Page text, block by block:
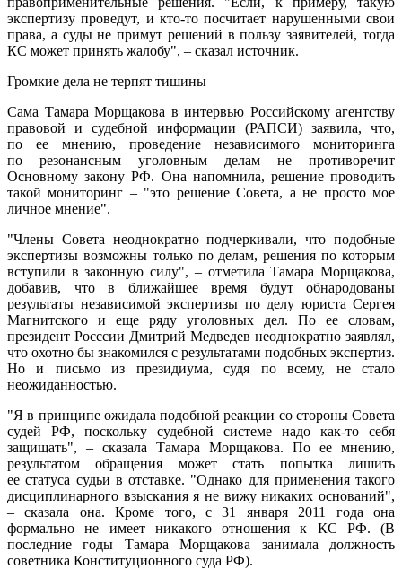
экспертизу проведут, и кто-то посчитает нарушенными свои
права, а суды не примут решений в пользу заявителей, тогда
КС может принять жалобу", – сказал источник.
Громкие дела не терпят тишины
Сама Тамара Морщакова в интервью Российскому агентству
правовой и судебной информации (РАПСИ) заявила, что,
по ее мнению, проведение независимого мониторинга
по резонансным уголовным делам не противоречит
Основному закону РФ. Она напомнила, решение проводить
такой мониторинг – "это решение Совета, а не просто мое
личное мнение".
"Члены Совета неоднократно подчеркивали, что подобные
экспертизы возможны только по делам, решения по которым
вступили в законную силу", – отметила Тамара Морщакова,
добавив, что в ближайшее время будут обнародованы
результаты независимой экспертизы по делу юриста Сергея
Магнитского и еще ряду уголовных дел. По ее словам,
президент Росссии Дмитрий Медведев неоднократно заявлял,
что охотно бы знакомился с результатами подобных экспертиз.
Но и письмо из президиума, судя по всему, не стало
неожиданностью.
"Я в принципе ожидала подобной реакции со стороны Совета
судей РФ, поскольку судебной системе надо как-то себя
защищать", – сказала Тамара Морщакова. По ее мнению,
результатом обращения может стать попытка лишить
ее статуса судьи в отставке. "Однако для применения такого
дисциплинарного взыскания я не вижу никаких оснований",
– сказала она. Кроме того, с 31 января 2011 года она
формально не имеет никакого отношения к КС РФ. (В
последние годы Тамара Морщакова занимала должность
советника Конституционного суда РФ).